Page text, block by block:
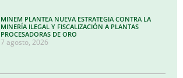
MINEM PLANTEA NUEVA ESTRATEGIA CONTRA LA
MINERÍA ILEGAL Y FISCALIZACIÓN A PLANTAS
PROCESADORAS DE ORO
7 agosto, 2026